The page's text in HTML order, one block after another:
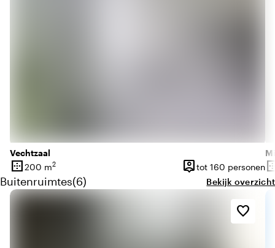
Vechtzaal
border_outer
Oppervlakte
200 m2 person_pin
Capaciteit
tot 160 personen
Buitenruimtes
Aantal buitenruimtes: 6
(6) Bekijk overzicht
favorite_border